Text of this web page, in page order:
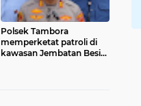
Polsek Tambora
memperketat patroli di
kawasan Jembatan Besi